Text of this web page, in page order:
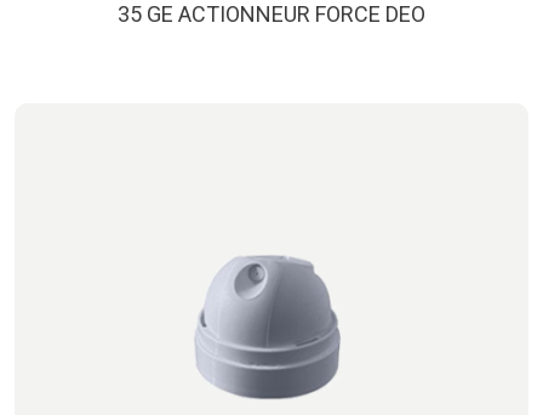
35 GE ACTIONNEUR FORCE DEO